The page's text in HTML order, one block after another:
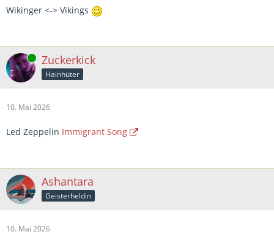
Wikinger <-> Vikings
Online Zuckerkick
Hainhüter
10. Mai 2026
Led Zeppelin Immigrant Song
Ashantara
Geisterheldin
10. Mai 2026